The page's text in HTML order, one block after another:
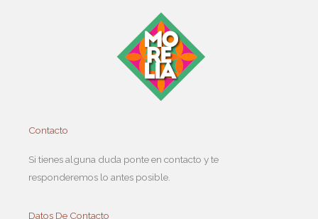
Contacto
Si tienes alguna duda ponte en contacto y te
responderemos lo antes posible.
Datos De Contacto